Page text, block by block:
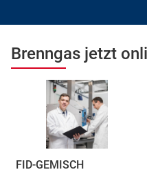
Brenngas jetzt
FID-GEMISCH